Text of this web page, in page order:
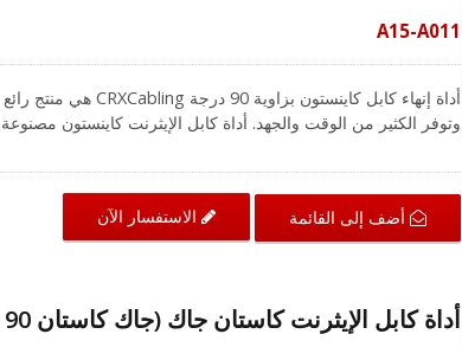
A15-A011
وتوفر الكثير من الوقت والجهد. أداة كابل الإيثرنت كاينستون
A04-5EUA1008). تصميم القالب الاتجاهي هو دليل مفيد يمكن أن يمنع تلف المنتج نتيجة التثبيت غير الصحيح.
أضف إلى القائمة
الاستفسار الآن
أداة كابل الإيثرنت كاستان جاك (جاك كاستان 90 درجة)